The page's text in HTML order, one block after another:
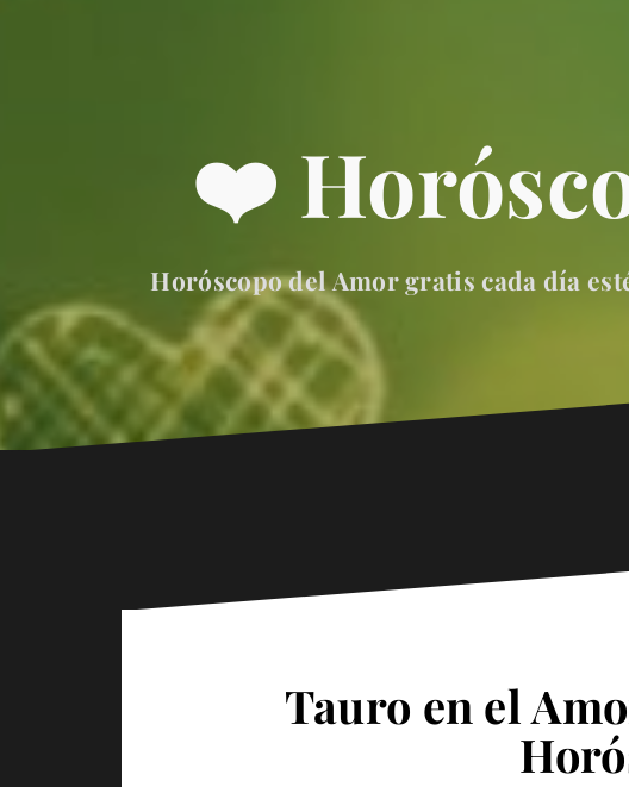
❤️
Horóscopo del Amor gratis cada día
Tauro en el